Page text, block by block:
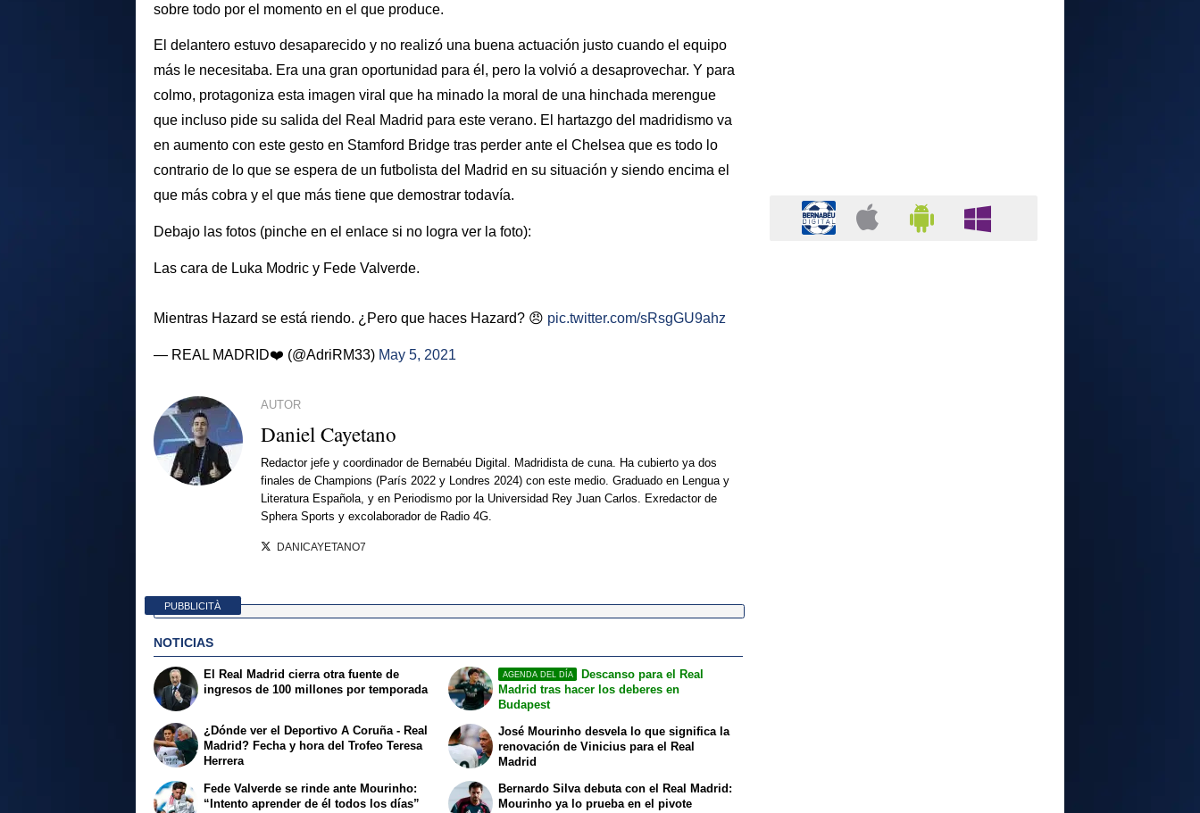
sobre todo por el momento en el que produce.
El delantero estuvo desaparecido y no realizó una buena actuación justo cuando el equipo
más le necesitaba. Era una gran oportunidad para él, pero la volvió a desaprovechar. Y para
colmo, protagoniza esta imagen viral que ha minado la moral de una hinchada merengue
que incluso pide su salida del Real Madrid para este verano. El hartazgo del madridismo va
en aumento con este gesto en Stamford Bridge tras perder ante el Chelsea que es todo lo
contrario de lo que se espera de un futbolista del Madrid en su situación y siendo encima el
que más cobra y el que más tiene que demostrar todavía.
Debajo las fotos (pinche en el enlace si no logra ver la foto):
Las cara de Luka Modric y Fede Valverde.
Mientras Hazard se está riendo. ¿Pero que haces Hazard? 😠 pic.twitter.com/sRsgGU9ahz
— REAL MADRID❤️ (@AdriRM33) May 5, 2021
AUTOR
Daniel Cayetano
Redactor jefe y coordinador de Bernabéu Digital. Madridista de cuna. Ha cubierto ya dos
finales de Champions (París 2022 y Londres 2024) con este medio. Graduado en Lengua y
Literatura Española, y en Periodismo por la Universidad Rey Juan Carlos. Exredactor de
Sphera Sports y excolaborador de Radio 4G.
DANICAYETANO7
PUBBLICITÀ
NOTICIAS
El Real Madrid cierra otra fuente de
ingresos de 100 millones por temporada
¿Dónde ver el Deportivo A Coruña - Real
Madrid? Fecha y hora del Trofeo Teresa
Herrera
AGENDA DEL DÍA
Descanso para el Real
Madrid tras hacer los deberes en
Budapest
José Mourinho desvela lo que significa la
renovación de Vinicius para el Real
Madrid
Fede Valverde se rinde ante Mourinho:
“Intento aprender de él todos los días”
Bernardo Silva debuta con el Real Madrid:
Mourinho ya lo prueba en el pivote